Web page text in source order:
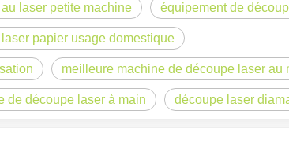
laser petite machine équipement de
papier usage domestique
meilleure machine de découpe laser au
de découpe laser à main découpe laser